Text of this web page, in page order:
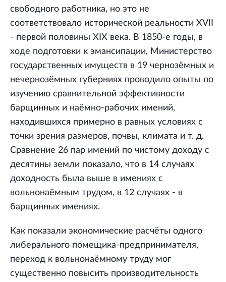
свободного работника, но это не
соответствовало исторической реальности XVII
- первой половины XIX века. В 1850-е годы, в
ходе подготовки к эмансипации, Министерство
государственных имуществ в 19 чернозёмных и
нечернозёмных губерниях проводило опыты по
изучению сравнительной эффективности
барщинных и наёмно-рабочих имений,
находившихся примерно в равных условиях с
точки зрения размеров, почвы, климата и т. д.
Сравнение 26 пар имений по чистому доходу с
десятины земли показало, что в 14 случаях
доходность была выше в имениях с
вольнонаёмным трудом, в 12 случаях - в
барщинных имениях.
Как показали экономические расчёты одного
либерального помещика-предпринимателя,
переход к вольнонаёмному труду мог
существенно повысить производительность